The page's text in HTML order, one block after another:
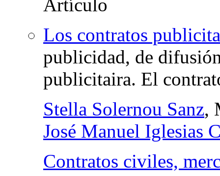
Los contratos
publicidad, de
publicitaira. El
Stella Solernou Sanz,
José Manuel Iglesias
Contratos civiles,